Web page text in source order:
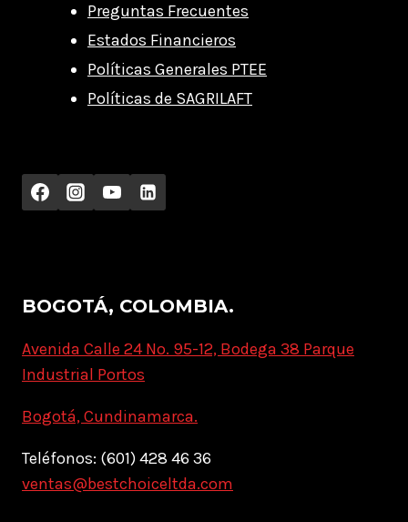
Preguntas Frecuentes
Estados Financieros
Políticas Generales PTEE
Políticas de SAGRILAFT
BOGOTÁ, COLOMBIA.
Avenida Calle 24 No. 95-12, Bodega 38 Parque
Industrial Portos
Bogotá, Cundinamarca.
Teléfonos: (601) 428 46 36
ventas@bestchoiceltda.com